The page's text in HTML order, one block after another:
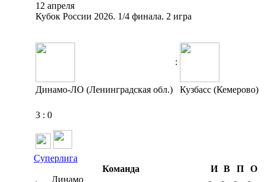
12 апреля
Кубок России 2026. 1/4 финала. 2 игра
:
Динамо-ЛО (Ленинградская обл.) Кузбасс (Кемерово)
3 : 0
Суперлига
Команда
И В П
О
Динамо